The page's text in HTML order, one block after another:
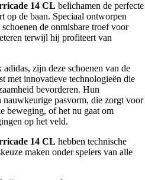
14 CL belichamen de perfecte
op de baan. Speciaal ontworpen
de onmisbare troef voor
terwijl hij profiteert van
zijn deze schoenen van de
met innovatieve technologieën die
bevorderen. Hun
nauwkeurige pasvorm, die zorgt voor
beweging, of het nu gaat om
op het veld.
14 CL hebben technische
maken onder spelers van alle